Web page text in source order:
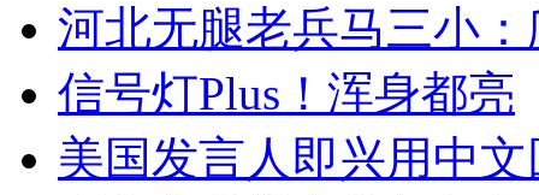
河北无腿老兵马三小
信号灯Plus！浑身都亮
美国发言人即兴用中